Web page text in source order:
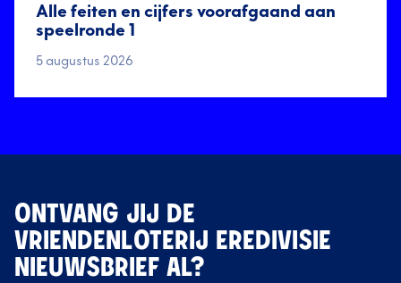
Alle feiten en cijfers voorafgaand aan
speelronde 1
5 augustus 2026
ONTVANG JIJ DE
VRIENDENLOTERIJ EREDIVISIE
NIEUWSBRIEF AL?